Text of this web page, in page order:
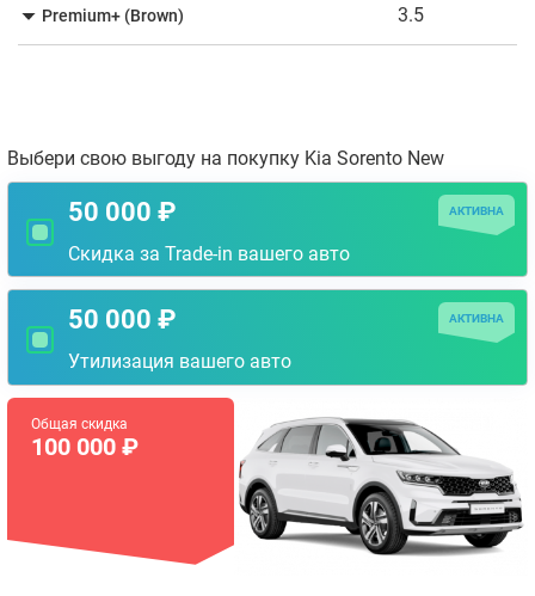
Premium+ (Brown) 3.5
Выбери свою выгоду на покупку Kia Sorento New
50 000 ₽
Скидка за Trade-in вашего авто
АКТИВНА
50 000 ₽
Утилизация вашего авто
АКТИВНА
Общая скидка
100 000 ₽